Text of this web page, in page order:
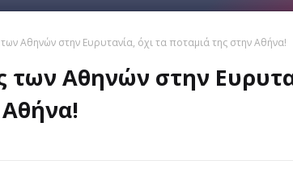
Aθηνών στην Eυρυτανία, όχι τα ποταμιά της στην Αθήνα!
των Aθηνών στην